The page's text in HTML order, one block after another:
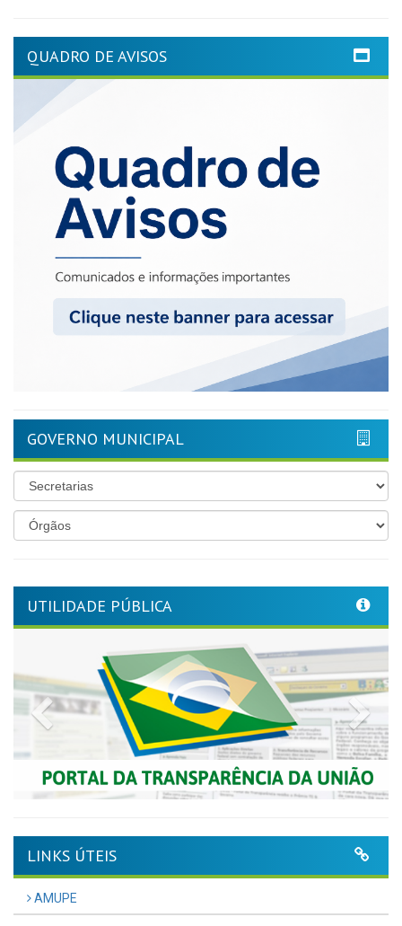
QUADRO DE AVISOS
GOVERNO MUNICIPAL
UTILIDADE PÚBLICA
Previous
LINKS ÚTEIS
AMUPE